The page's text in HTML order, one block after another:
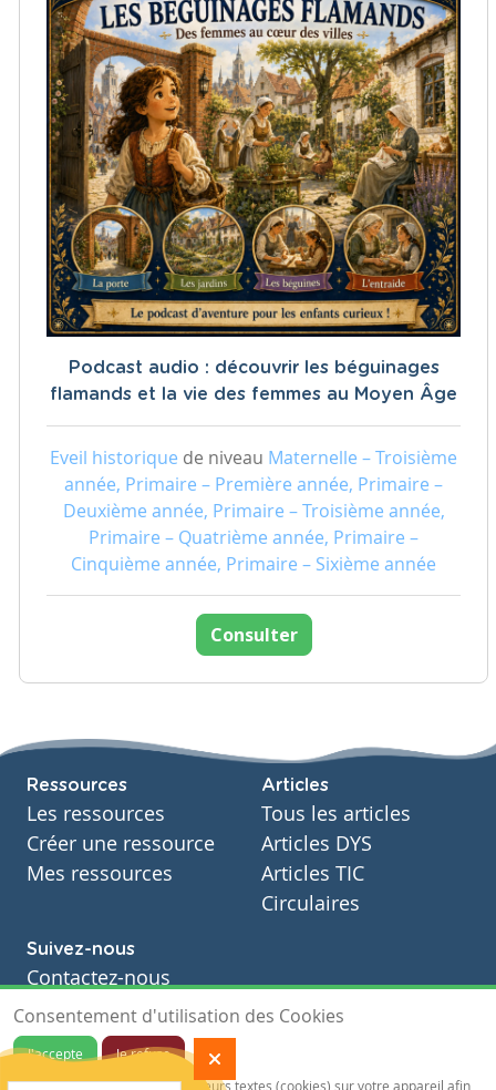
Podcast audio : découvrir les béguinages
flamands et la vie des femmes au Moyen Âge
Eveil historique de niveau Maternelle – Troisième
année, Primaire – Première année, Primaire –
Deuxième année, Primaire – Troisième année,
Primaire – Quatrième année, Primaire –
Cinquième année, Primaire – Sixième année
Consulter
Ressources
Les ressources
Créer une ressource
Mes ressources
Articles
Tous les articles
Articles DYS
Articles TIC
Circulaires
Suivez-nous
Contactez-nous
Soutien scolaire
Notre page Facebook
S'inscrire à notre newsletter
Consentement d'utilisation des Cookies
J'accepte
Je refuse
Notre site sauvegarde des traceurs textes (cookies) sur votre appareil afin